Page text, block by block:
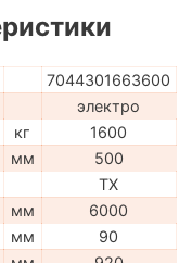
7044301663600
электро
кг
1600
мм
500
TX
мм
6000
мм
90